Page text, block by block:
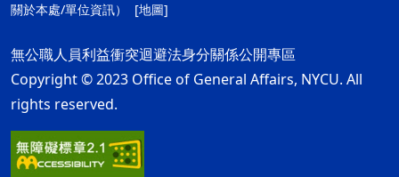
關於本處/單位資訊）
[地圖]
無公職人員利益衝突迴避法身分關係公開專區
Copyright © 2023 Office of General Affairs, NYCU. All
rights reserved.